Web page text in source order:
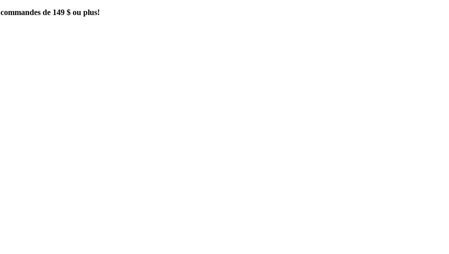
de 149 $ ou plus!